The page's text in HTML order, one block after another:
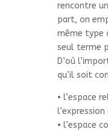
rencontre
part, on
même type
seul terme
D’où
qu’il soit
• l’espace
• l’espace